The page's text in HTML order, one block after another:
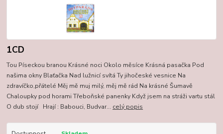
1CD
Tou Píseckou branou Krásné noci Okolo měsíce Krásná pasačka Pod
našima okny Blaťačka Nad lužnicí svítá Ty jihočeské vesnice Na
zdravíčko,přátelé Měj mě muj milý, měj mě rád Na krásné Šumavě
Chaloupky pod horami Třeboňské panenky Když jsem na stráži vartu stál
O dub stojí Hrají : Babouci, Budvar... celý popis